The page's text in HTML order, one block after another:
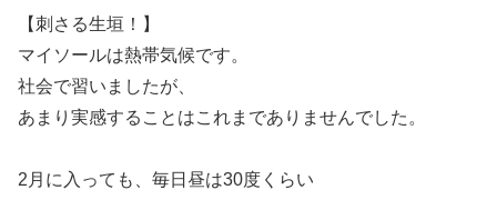
【刺さる生垣！】
マイソールは熱帯気候です。
社会で習いましたが、
あまり実感することはこれまでありませんでした。
2月に入っても、毎日昼は30度くらい